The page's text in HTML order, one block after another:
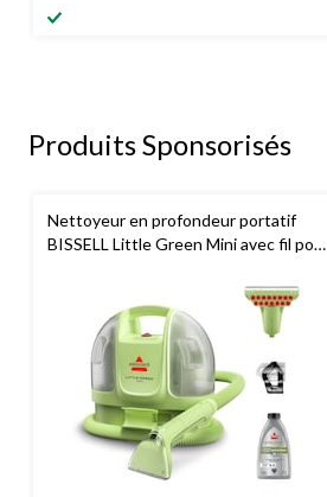
Produits Sponsorisés
Nettoyeur en profondeur portatif
BISSELL Little Green Mini avec fil pour